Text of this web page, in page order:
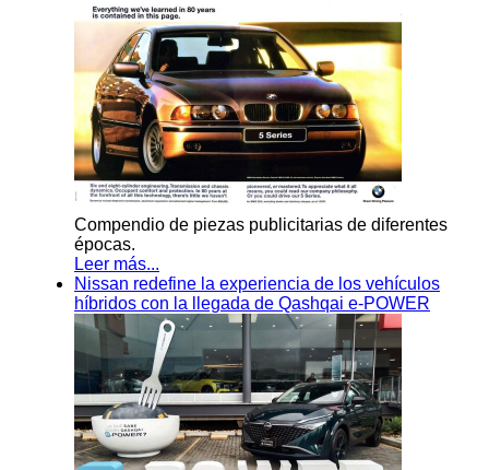
Compendio de piezas publicitarias de diferentes
épocas.
Leer más...
Nissan redefine la experiencia de los vehículos
híbridos con la llegada de Qashqai e-POWER